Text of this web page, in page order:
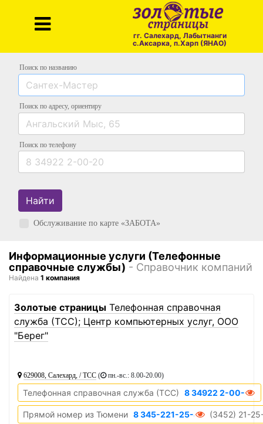
гг. Салехард, Лабытнанги
с.Аксарка, п.Харп (ЯНАО)
Поиск по названию
Поиск по адресу, ориентиру
Поиск по телефону
Найти
Обслуживание по карте «ЗАБОТА»
Информационные услуги (Телефонные
справочные службы) - Справочник компаний
Найдена 1 компания
Золотые страницы Телефонная справочная
служба (ТСС); Центр компьютерных услуг, ООО
"Берег"
629008, Салехард, / ТСС ( пн.-вс.: 8.00-20.00)
Телефонная справочная служба (ТСС) 8 34922 2-00-20
Прямой номер из Тюмени 8 345-221-25-45 (3452) 21-